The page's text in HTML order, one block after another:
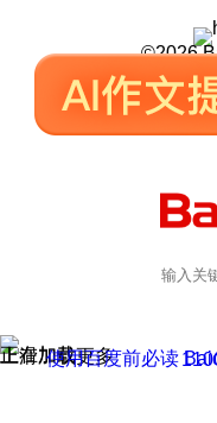
©2026
正在加载
上滑加载更多
使用百度前必读京公